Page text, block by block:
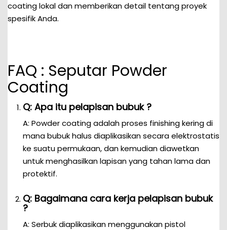
coating lokal dan memberikan detail tentang proyek
spesifik Anda.
FAQ : Seputar Powder
Coating
Q: Apa itu pelapisan bubuk ?
A: Powder coating adalah proses finishing kering di
mana bubuk halus diaplikasikan secara elektrostatis
ke suatu permukaan, dan kemudian diawetkan
untuk menghasilkan lapisan yang tahan lama dan
protektif.
Q: Bagaimana cara kerja pelapisan bubuk
?
A: Serbuk diaplikasikan menggunakan pistol